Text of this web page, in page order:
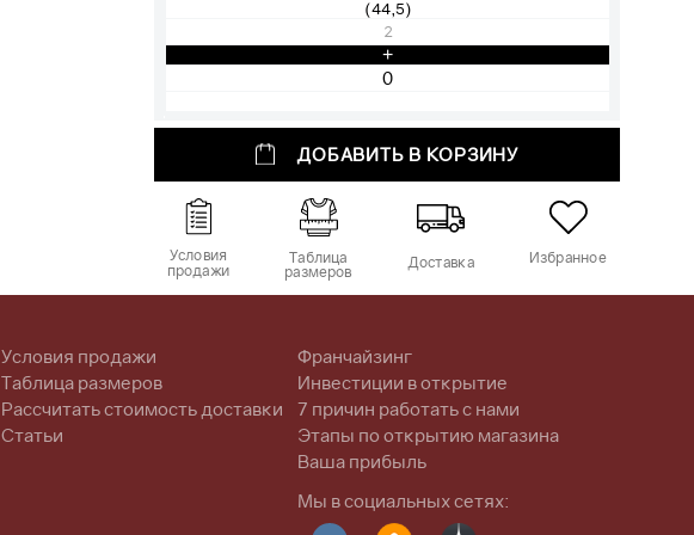
(44,5)
2
+
ДОБАВИТЬ В КОРЗИНУ
Условия
продажи
Таблица
размеров
Доставка Избранное
Условия продажи
Таблица размеров
Рассчитать стоимость доставки
Статьи
Франчайзинг
Инвестиции в открытие
7 причин работать с нами
Этапы по открытию магазина
Ваша прибыль
Мы в социальных сетях: